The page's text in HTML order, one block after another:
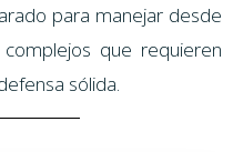
para manejar desde
que requieren
sólida.